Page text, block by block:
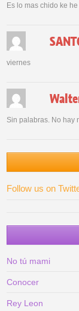
Es lo mas chido ke
viernes
Sin palabras. No hay
Follow us on
No tú mami
Conocer
Rey Leon